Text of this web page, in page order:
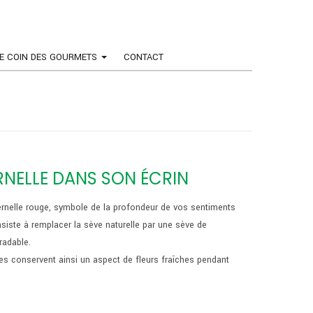
COIN DES GOURMETS CONTACT
DANS SON ÉCRIN
rouge, symbole de la profondeur de vos sentiments
à remplacer la sève naturelle par une sève de
conservent ainsi un aspect de fleurs fraîches pendant